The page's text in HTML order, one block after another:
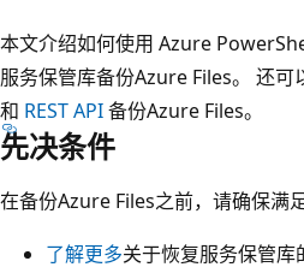
本文介绍如何使用 Azure
服务保管库备份Azure Files。 还可
和 REST API备份Azure Files。
先决条件
在备份Azure Files之前，请确保满
了解更多关于恢复服务保管库